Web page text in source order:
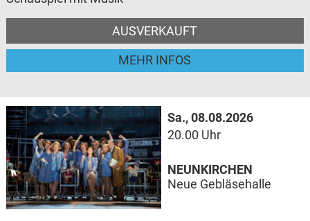
AUSVERKAUFT
MEHR INFOS
Sa., 08.08.2026
20.00 Uhr
NEUNKIRCHEN
Neue Gebläsehalle